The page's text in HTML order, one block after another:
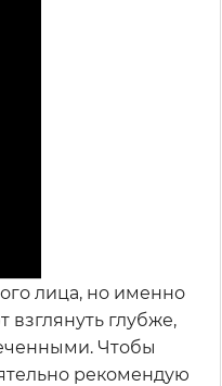
лица, но именно
взглянуть глубже,
Чтобы
рекомендую